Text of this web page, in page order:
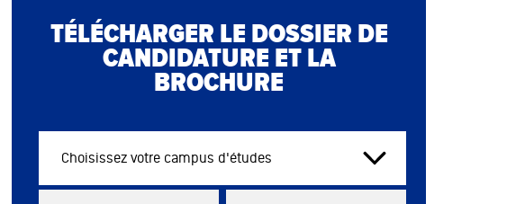
TÉLÉCHARGER LE DOSSIER DE
CANDIDATURE ET LA
BROCHURE
Choisissez votre campus d'études